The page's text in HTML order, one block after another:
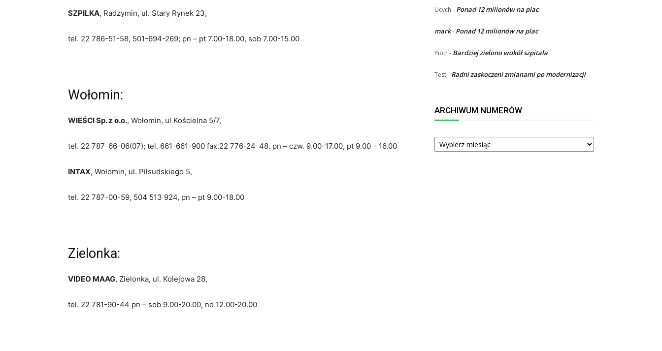
SZPILKA, Radzymin, ul. Stary Rynek 23,
tel. 22 786-51-58, 501-694-269; pn – pt 7.00-18.00, sob 7.00-15.00
Wołomin:
WIEŚCI Sp. z o.o., Wołomin, ul Kościelna 5/7,
tel. 22 787-66-06(07); tel. 661-661-900 fax.22 776-24-48. pn – czw. 9.00-17.00, pt 9.00 – 16.00
INTAX, Wołomin, ul. Piłsudskiego 5,
tel. 22 787-00-59, 504 513 924, pn – pt 9.00-18.00
Zielonka:
VIDEO MAAG, Zielonka, ul. Kolejowa 28,
tel. 22 781-90-44 pn – sob 9.00-20.00, nd 12.00-20.00
Ucych - Ponad 12 milionów na plac
mark- Ponad 12 milionów na plac
Piotr- Bardziej zielono wokół szpitala
Test- Radni zaskoczeni zmianami po modernizacji
ARCHIWUM NUMERÓW
ARCHIWUM
NUMERÓW